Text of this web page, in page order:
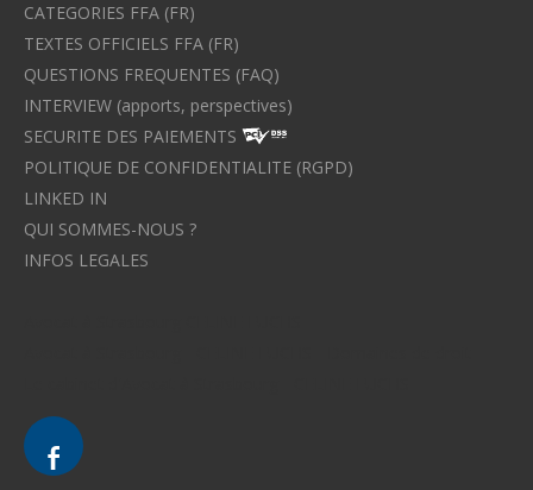
CATEGORIES FFA (FR)
TEXTES OFFICIELS FFA (FR)
QUESTIONS FREQUENTES (FAQ)
INTERVIEW (apports, perspectives)
SECURITE DES PAIEMENTS
POLITIQUE DE CONFIDENTIALITE (RGPD)
LINKED IN
QUI SOMMES-NOUS ?
INFOS LEGALES